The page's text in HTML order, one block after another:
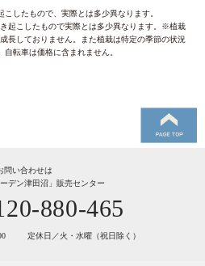
したもので、実際とは多少異なります。
起こしたもので実際とは多少異なります。※植栽
長しておりません。また植栽は特定の季節の状況
転車は価格に含まれません。
問い合わせは
ーデン津田沼」販売センター
880-465
定休日／火・水曜（祝日除く）